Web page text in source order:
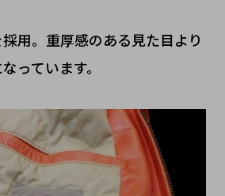
用。重厚感のある見た目より
っています。